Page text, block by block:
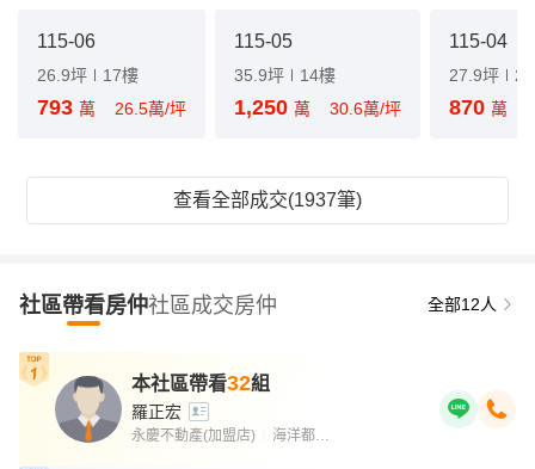
115-06
26.9坪 17樓
793 萬 26.5萬/坪
115-05
35.9坪 14樓
1,250 萬 30.6萬/坪
115-04
27.9坪
870 萬
查看全部成交(1937筆)
社區帶看房仲社區成交房仲 全部12人
本社區帶看32組
羅正宏
永慶不動產(加盟店) 海洋都心影城加盟店